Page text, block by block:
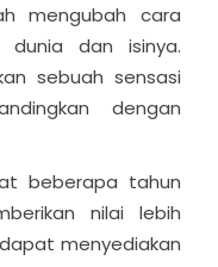
mengubah cara
dunia dan isinya.
sebuah sensasi
dengan
beberapa tahun
nilai lebih
menyediakan